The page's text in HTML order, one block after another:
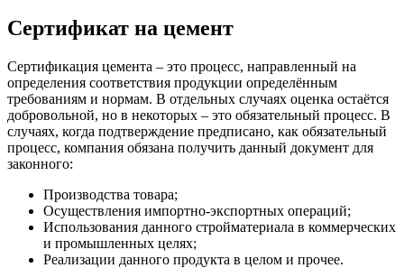
Сертификат на цемент
Сертификация цемента – это процесс, направленный на
определения соответствия продукции определённым
требованиям и нормам. В отдельных случаях оценка остаётся
добровольной, но в некоторых – это обязательный процесс. В
случаях, когда подтверждение предписано, как обязательный
процесс, компания обязана получить данный документ для
законного:
Производства товара;
Осуществления импортно-экспортных операций;
Использования данного стройматериала в коммерческих
и промышленных целях;
Реализации данного продукта в целом и прочее.